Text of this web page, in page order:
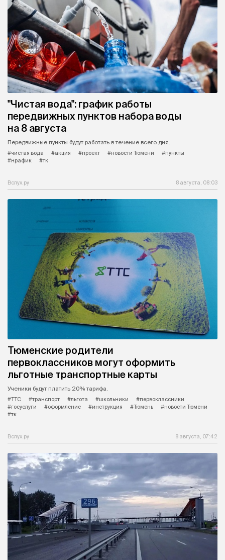
"Чистая вода": график работы
передвижных пунктов набора воды
на 8 августа
Передвижные пункты будут работать в течение всего дня.
#чистая вода
#акция #проект #новости Тюмени
#пункты
#нрафик
#тк
Вслух.ру 8 августа, 08:03
Тюменские родители
первоклассников могут оформить
льготные транспортные карты
Ученики будут платить 20% тарифа.
#ТТС
#транспорт #льгота #школьники
#первоклассники
#госуслуги
#оформление #инструкция #Тюмень
#новости Тюмени
#тк
Вслух.ру 8 августа, 07:42